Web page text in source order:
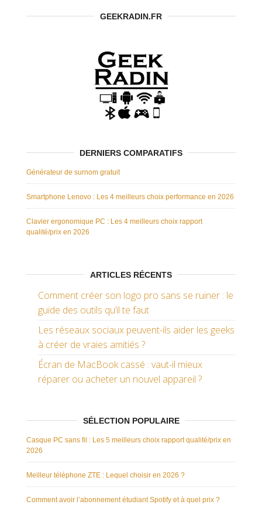
GEEKRADIN.FR
DERNIERS COMPARATIFS
Générateur de surnom gratuit
Smartphone Lenovo : Les 4 meilleurs choix performance en 2026
Clavier ergonomique PC : Les 4 meilleurs choix rapport
qualité/prix en 2026
ARTICLES RÉCENTS
Comment créer son logo pro sans se ruiner : le
guide des outils qu’il te faut
Les réseaux sociaux peuvent-ils aider les geeks
à créer de vraies amitiés ?
Écran de MacBook cassé : vaut-il mieux
réparer ou acheter un nouvel appareil ?
SÉLECTION POPULAIRE
Casque PC sans fil : Les 5 meilleurs choix rapport qualité/prix en
2026
Meilleur téléphone ZTE : Lequel choisir en 2026 ?
Comment avoir l’abonnement étudiant Spotify et à quel prix ?